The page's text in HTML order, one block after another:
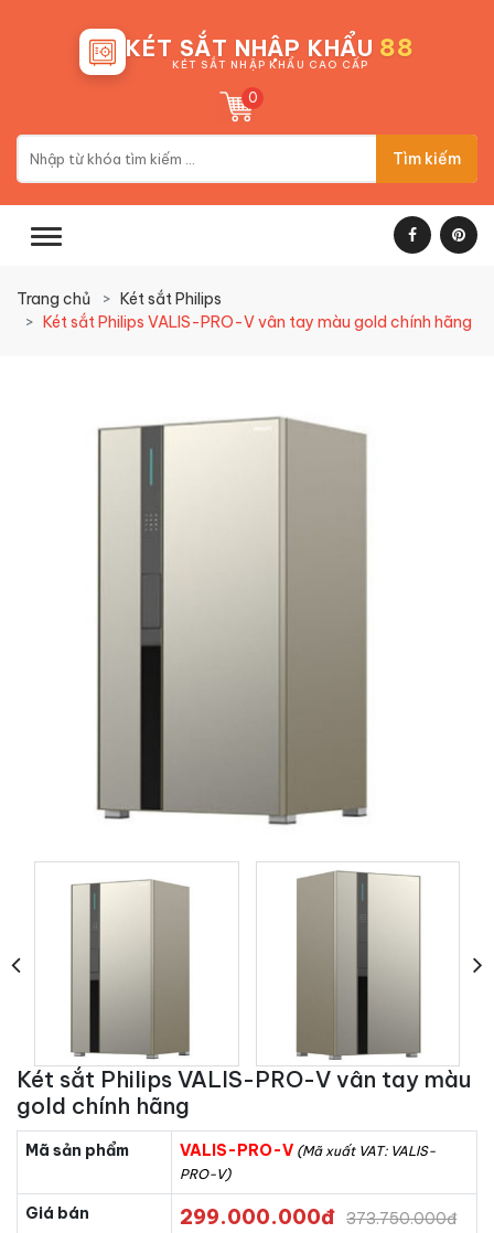
KÉT SẮT NHẬP KHẨU 88
KÉT SẮT NHẬP KHẨU CAO CẤP
0
Tìm kiếm
Trang chủ
Két sắt Philips
Két sắt Philips VALIS-PRO-V vân tay màu gold chính hãng
Két sắt Philips VALIS-PRO-V vân tay màu
gold chính hãng
Mã sản phẩm VALIS-PRO-V (Mã xuất VAT: VALIS-
PRO-V)
Giá bán 299.000.000đ 373.750.000đ